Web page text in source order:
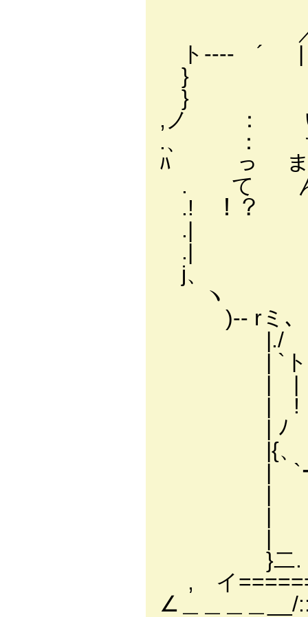
／｜ ./:
ト---- ´ |
} .! ｜
} .l 八
,ノ
.、 ：
ﾊ っ ま
. て ん .'
.! ！？
.| {
.| {
j
ヽ
)-‐ r
|./
| `ト､__i
| | V/////
| ! .ﾊ
| ﾉ ⌒ミ＜
|{、 ` ≪
| `ー-r---
| r' /
| ﾉ /
| { ./
}二. }／/
, イ
∠＿＿＿＿